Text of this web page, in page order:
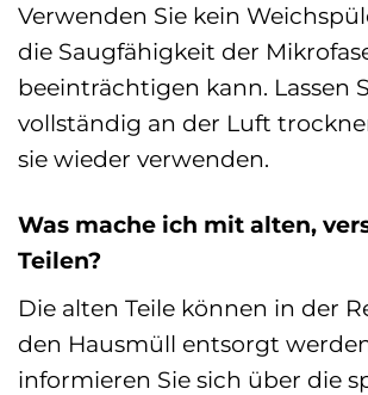
Verwenden Sie kein
die Saugfähigkeit der
beeinträchtigen kann. Lassen
vollständig an der Luft
sie wieder verwenden.
Was mache ich mit alten,
Teilen?
Die alten Teile können in der
den Hausmüll entsorgt
informieren Sie sich über die